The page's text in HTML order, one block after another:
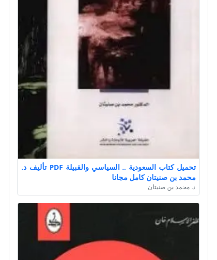
تحميل كتاب السعودية .. السياسي والقبيلة PDF تأليف د.
محمد بن صنيتان كامل مجانا
د. محمد بن صنيتان